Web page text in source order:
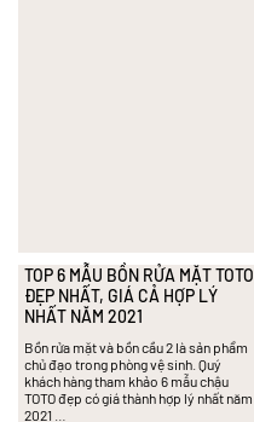
TOP 6 MẪU BỒN RỬA MẶT TOTO
ĐẸP NHẤT, GIÁ CẢ HỢP LÝ
NHẤT NĂM 2021
Bồn rửa mặt và bồn cầu 2 là sản phẩm
chủ đạo trong phòng vệ sinh. Quý
khách hàng tham khảo 6 mẫu chậu
TOTO đẹp có giá thành hợp lý nhất năm
2021 …